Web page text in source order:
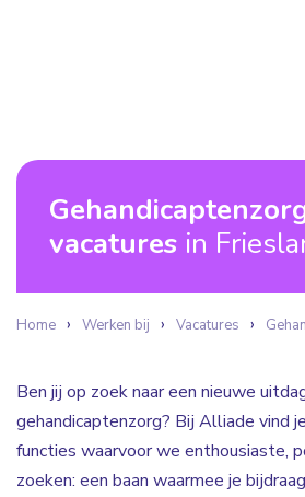
vacatures in
Home Werken bij Vacatures
Ben jij op zoek naar een nieuwe
gehandicaptenzorg? Bij Alliade vind
functies waarvoor we enthousiaste,
zoeken: een baan waarmee je